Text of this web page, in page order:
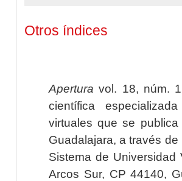
Otros índices
Apertura vol. 18, núm.
científica
virtuales que se
Guadalajara, a través
Sistema de
Arcos Sur, CP 44140,